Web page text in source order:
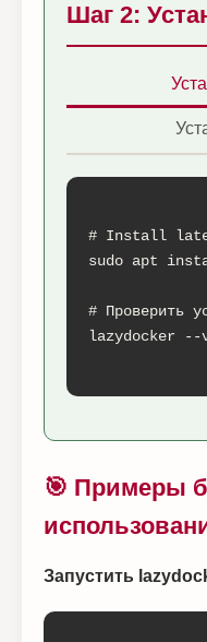
Шаг 2:
# Install
sudo apt
# Проверить
lazydocker --
🎯 Примеры
Запустить